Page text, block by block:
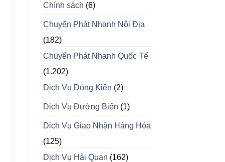
Chính sách (6)
Chuyển Phát Nhanh Nội Địa
(182)
Chuyển Phát Nhanh Quốc Tế
(1.202)
Dịch Vụ Đóng Kiện (2)
Dịch Vụ Đường Biển (1)
Dịch Vụ Giao Nhận Hàng Hóa
(125)
Dịch Vụ Hải Quan (162)